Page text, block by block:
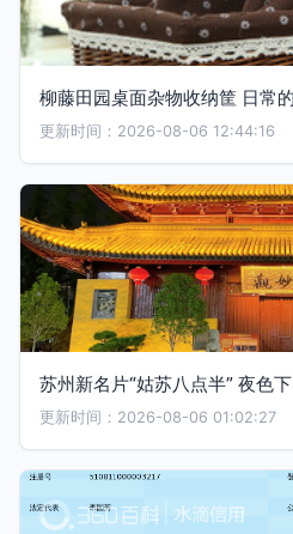
柳藤田园桌面杂物收纳筐 日常
更新时间：2026-08-06 12:44:16
苏州新名片“姑苏八点半” 夜色
更新时间：2026-08-06 01:02:27